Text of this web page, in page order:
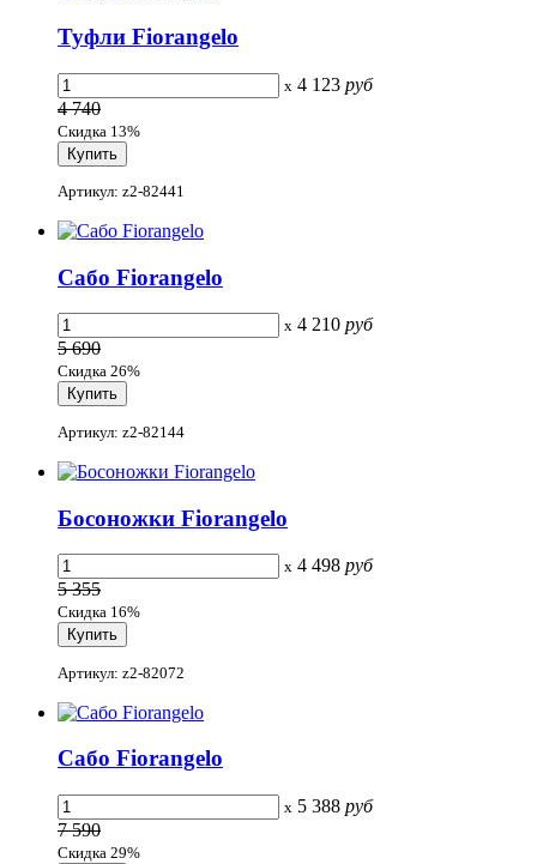
Туфли Fiorangelo
x 4 123 руб
4 740
Скидка 13%
Артикул: z2-82441
Сабо Fiorangelo
x 4 210 руб
5 690
Скидка 26%
Артикул: z2-82144
Босоножки Fiorangelo
x 4 498 руб
5 355
Скидка 16%
Артикул: z2-82072
Сабо Fiorangelo
x 5 388 руб
7 590
Скидка 29%